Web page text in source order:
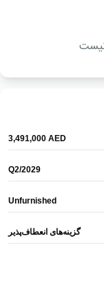
‎3,491,000‎ AED
Q2/2029
Unfurnished
گزینه‌های انعطاف‌پذیر